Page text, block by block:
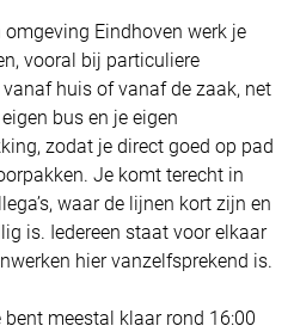
Eindhoven werk je
vooral bij particuliere
huis of vanaf de zaak, net
bus en je eigen
zodat je direct goed op pad
Je komt terecht in
waar de lijnen kort zijn en
is. Iedereen staat voor elkaar
hier vanzelfsprekend is.
meestal klaar rond 16:00